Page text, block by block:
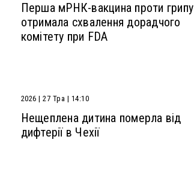
Перша мРНК-вакцина проти грипу
отримала схвалення дорадчого
комітету при FDA
2026 | 27 Тра | 14:10
Нещеплена дитина померла від
дифтерії в Чехії